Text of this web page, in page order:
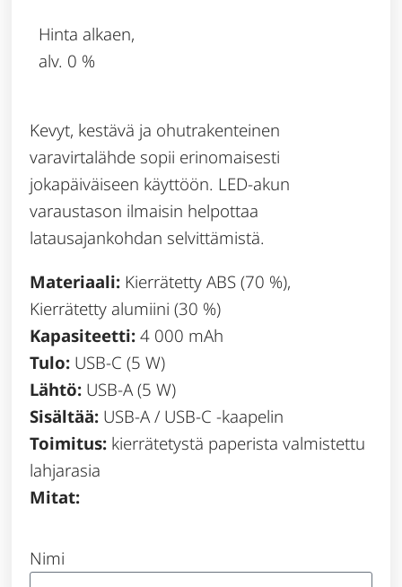
Hinta alkaen,
alv. 0 %
Kevyt, kestävä ja ohutrakenteinen
varavirtalähde sopii erinomaisesti
jokapäiväiseen käyttöön. LED-akun
varaustason ilmaisin helpottaa
latausajankohdan selvittämistä.
Materiaali: Kierrätetty ABS (70 %),
Kierrätetty alumiini (30 %)
Kapasiteetti: 4 000 mAh
Tulo: USB-C (5 W)
Lähtö: USB-A (5 W)
Sisältää: USB-A / USB-C -kaapelin
Toimitus: kierrätetystä paperista valmistettu
lahjarasia
Mitat:
Nimi